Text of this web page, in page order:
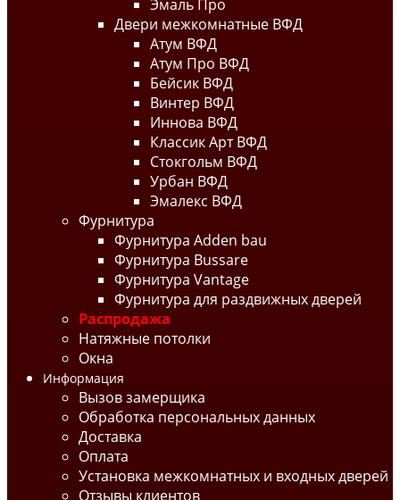
Эмаль Про
Двери межкомнатные ВФД
Атум ВФД
Атум Про ВФД
Бейсик ВФД
Винтер ВФД
Иннова ВФД
Классик Арт ВФД
Стокгольм ВФД
Урбан ВФД
Эмалекс ВФД
Фурнитура
Фурнитура Adden bau
Фурнитура Bussare
Фурнитура Vantage
Фурнитура для раздвижных дверей
Распродажа
Натяжные потолки
Окна
Информация
Вызов замерщика
Обработка персональных данных
Доставка
Оплата
Установка межкомнатных и входных дверей
Отзывы клиентов